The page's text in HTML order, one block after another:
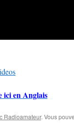
ici en Anglais
Radioamateur. Vous